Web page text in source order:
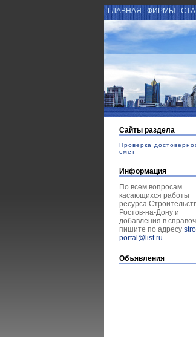
ГЛАВНАЯ ФИРМЫ
Сайты раздела
Проверка
смет
Информация
По всем вопросам
касающихся работы
ресурса
Ростов-на-Дону и
добавления в
пишите по адресу
portal@list.ru.
Объявления